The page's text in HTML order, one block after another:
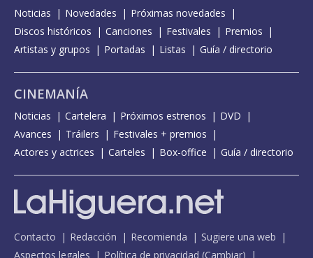
Noticias Novedades
Próximas novedades
Discos históricos
Canciones Festivales
Premios
Artistas y grupos
Portadas Listas Guía / directorio
CINEMANÍA
Noticias Cartelera Próximos estrenos
DVD
Avances
Tráilers
Festivales + premios
Actores y actrices
Carteles Box-office Guía / directorio
Contacto Redacción Recomienda
Sugiere una web
Aspectos legales
Política de privacidad (Cambiar)